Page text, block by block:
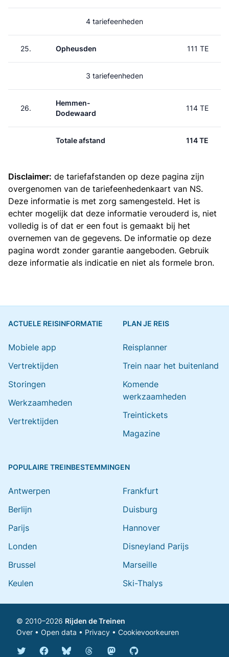
4 tariefeenheden
25. Opheusden 111 TE
3 tariefeenheden
26.
Hemmen-
Dodewaard
114 TE
Totale afstand 114 TE
Disclaimer: de tariefafstanden op deze pagina zijn
overgenomen van de tariefeenhedenkaart van NS.
Deze informatie is met zorg samengesteld. Het is
echter mogelijk dat deze informatie verouderd is, niet
volledig is of dat er een fout is gemaakt bij het
overnemen van de gegevens. De informatie op deze
pagina wordt zonder garantie aangeboden. Gebruik
deze informatie als indicatie en niet als formele bron.
ACTUELE REISINFORMATIE
Mobiele app
Vertrektijden
Storingen
Werkzaamheden
Vertrektijden
PLAN JE REIS
Reisplanner
Trein naar het buitenland
Komende
werkzaamheden
Treintickets
Magazine
POPULAIRE TREINBESTEMMINGEN
Antwerpen
Berlijn
Parijs
Londen
Brussel
Keulen
Frankfurt
Duisburg
Hannover
Disneyland Parijs
Marseille
Ski-Thalys
© 2010–2026 Rijden de Treinen
Over • Open data • Privacy • Cookievoorkeuren